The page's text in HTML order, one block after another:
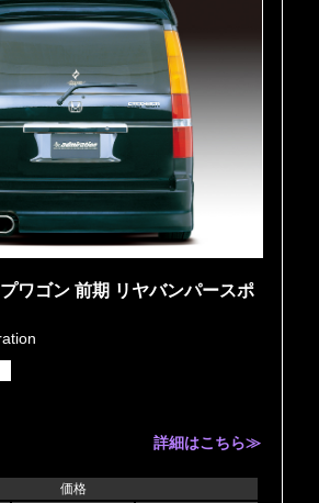
ワゴン 前期 リヤバンパースポ
詳細はこちら≫
価格